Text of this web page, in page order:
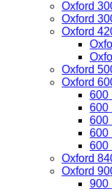
Oxford
Oxford
Oxford
Oxford
Oxford
600
600
600
600
600
Oxford
Oxford
900